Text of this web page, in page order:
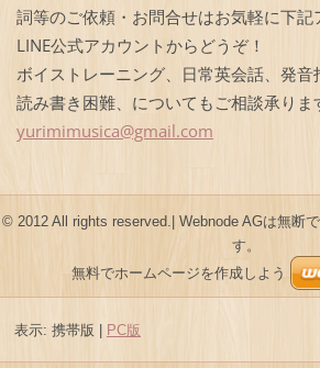
詞等のご依頼・お問合せはお気軽に下記
LINE公式アカウントからどうぞ！
ボイストレーニング、日常英会話、発音
読み書き困難、についてもご相談承りま
yurimimusica@gmail.com
© 2012 All rights reserved.| Webnode AGは無断
す。
無料でホームページを作成しよう
表示: 携帯版 PC版